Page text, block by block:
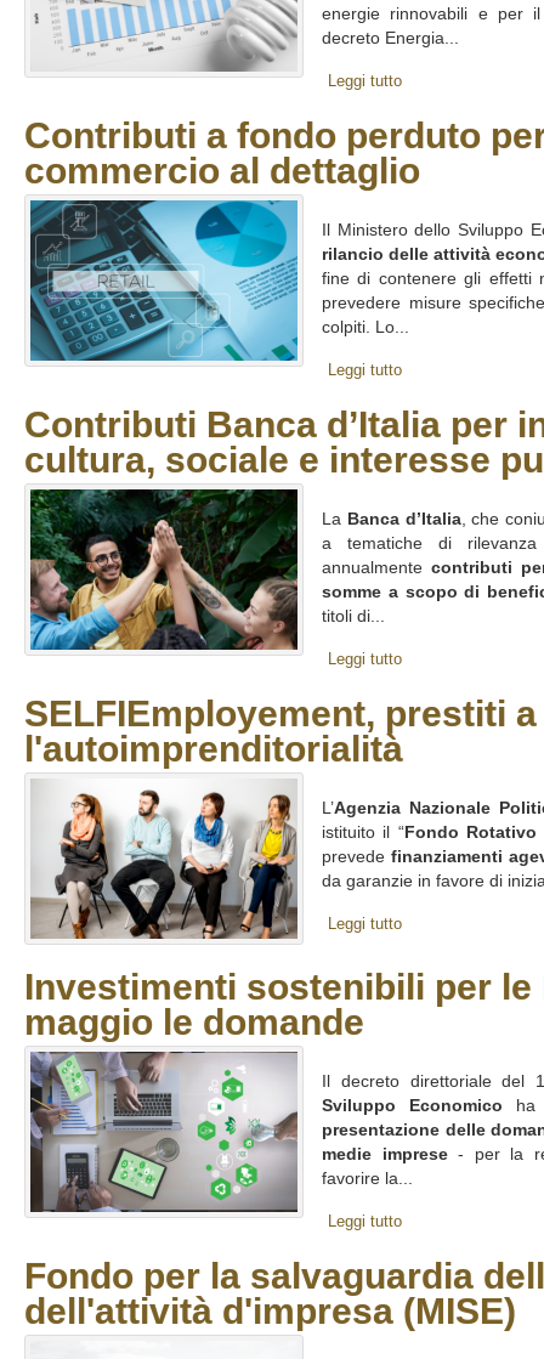
energie rinnovabili e per
decreto Energia...
Leggi tutto
Contributi a fondo perduto
commercio al dettaglio
Il Ministero dello Sviluppo
rilancio delle attività
fine di contenere gli effetti
prevedere misure
colpiti. Lo...
Leggi tutto
Contributi Banca d’Italia per
cultura, sociale e interesse
La Banca d’Italia, che
a tematiche di
annualmentecontributi
somme a scopo di
titoli di...
Leggi tutto
SELFIEmployement, prestiti
l'autoimprenditorialità
L’Agenzia Nazionale
istituito il “ Fondo Rotativo
prevedefinanziamenti
da garanzie in favore di
Leggi tutto
Investimenti sostenibili per le
maggio le domande
Il decreto direttoriale
Sviluppo Economico ha
presentazione delle
medie imprese- per la
favorire la...
Leggi tutto
Fondo per la salvaguardia
dell'attività d'impresa (MISE)